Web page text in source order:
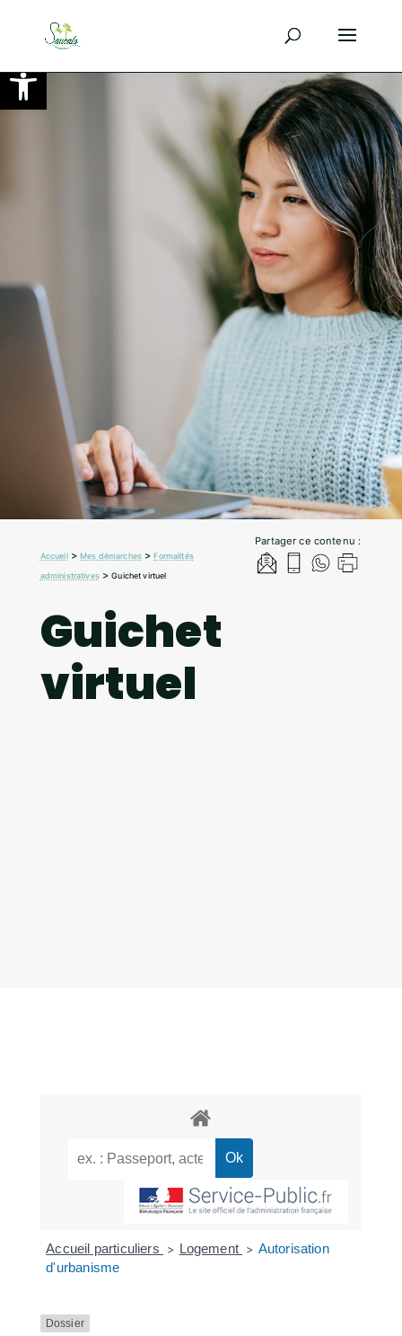
Ouvrir la barre d’outils
Partager ce contenu :
Accueil>Mes démarches >Formalités
administratives>Guichet virtuel
Guichet
virtuel
Accueil particuliers > Logement > Autorisation
d'urbanisme
Dossier